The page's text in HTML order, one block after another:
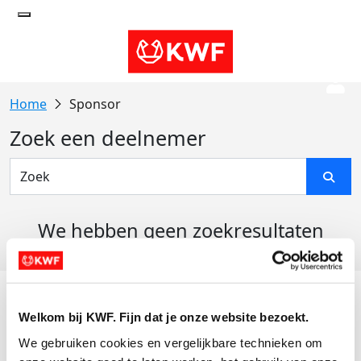
Welkom bij KWF. Fijn dat je onze website bezoekt.
We gebruiken cookies en vergelijkbare technieken om
Sponsor
Zoek een deelnemer
We hebben geen zoekresultaten
Actiematerialen
Evenementen